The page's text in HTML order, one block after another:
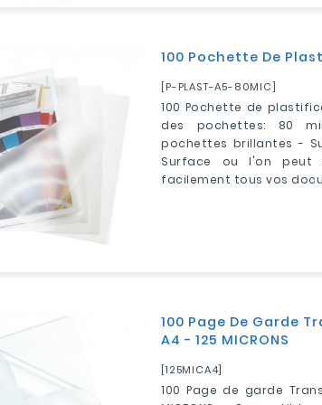
100 Pochette De
[P-PLAST-A5-80MIC]
100 Pochette de
des pochettes: 80
pochettes brillantes -
Surface ou l'on peut
facilement tous vos
100 Page De Garde
A4 - 125 MICRONS
[125MICA4]
100 Page de garde